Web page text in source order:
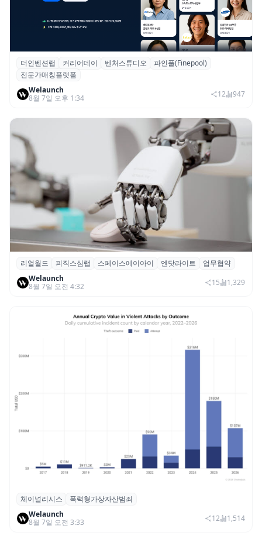
더인벤션랩·커리어데이, 스타트업 전문가 매
칭 플랫폼 ‘파인풀’ 출시
더인벤션랩 커리어데이 벤처스튜디오
파인풀(Finepool)
전문가매칭플랫폼
Welaunch
8월 7일 오후 1:34
12 947
리얼월드, 로봇테크 스타트업 3곳과 손잡고
휴머노이드 표준 만든다
리얼월드 피직스심랩 스페이스에이아이 엔닷라이트
업무협약
Welaunch
8월 7일 오전 4:32
15 1,329
체이널리시스 “가상자산 보유자 대상 폭력
범죄 증가…상반기 탈취액 3000만 달러 돌파
체이널리시스
폭력형가상자산범죄
Welaunch
8월 7일 오전 3:33
12 1,514